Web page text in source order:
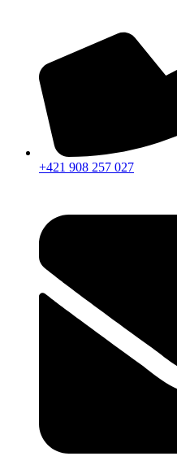
+421 908 257 027